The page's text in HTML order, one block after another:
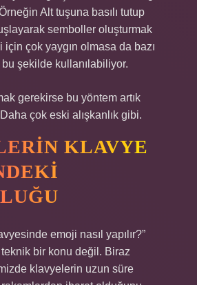
Alt tuşuna basılı tutup
semboller oluşturmak
için çok yaygın olmasa da bazı
şekilde kullanılabiliyor.
gerekirse bu yöntem artık
çok eski alışkanlık gibi.
KLAVYE
emoji nasıl yapılır?”
bir konu değil. Biraz
klavyelerin uzun süre